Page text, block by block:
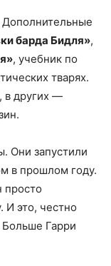
Дополнительные
барда Бидля»,
, учебник по
тварях.
в других —
Они запустили
в прошлом году.
просто
И это, честно
Гарри